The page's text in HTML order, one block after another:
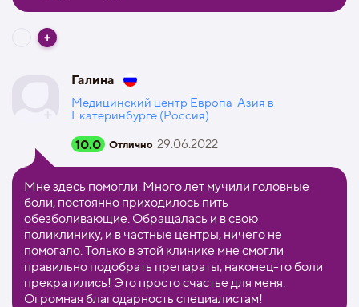
Галина
Медицинский центр Европа-Азия в
Екатеринбурге (Россия)
10.0 Отлично 29.06.2022
Мне здесь помогли. Много лет мучили головные
боли, постоянно приходилось пить
обезболивающие. Обращалась и в свою
поликлинику, и в частные центры, ничего не
помогало. Только в этой клинике мне смогли
правильно подобрать препараты, наконец-то боли
прекратились! Это просто счастье для меня.
Огромная благодарность специалистам!